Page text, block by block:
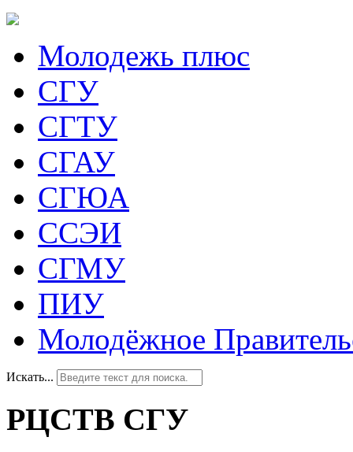
Молодежь плюс
СГУ
СГТУ
СГАУ
СГЮА
ССЭИ
СГМУ
ПИУ
Молодёжное
Искать...
РЦСТВ СГУ